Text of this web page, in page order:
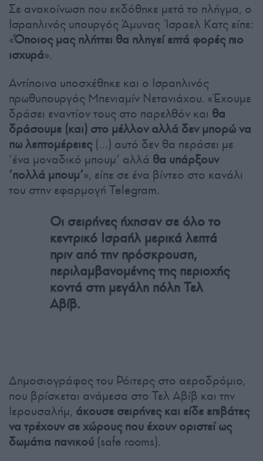
Σε ανακοίνωση που εκδόθηκε μετά το πλήγμα, ο
Ισραηλινός υπουργός Άμυνας Ίσραελ Κατς είπε:
«Όποιος μας πλήττει θα πληγεί επτά φορές πιο
ισχυρά».
Αντίποινα υποσχέθηκε και ο Ισραηλινός
πρωθυπουργός Μπενιαμίν Νετανιάχου. «Έχουμε
δράσει εναντίον τους στο παρελθόν και θα
δράσουμε (και) στο μέλλον αλλά δεν μπορώ να
πω λεπτομέρειες(…) αυτό δεν θα περάσει με
‘ένα μοναδικό μπουμ’ αλλά θα υπάρξουν
‘πολλά μπουμ’», είπε σε ένα βίντεο στο κανάλι
του στην εφαρμογή Telegram.
Οι σειρήνες ήχησαν σε όλο το
κεντρικό Ισραήλ μερικά λεπτά
πριν από την πρόσκρουση,
περιλαμβανομένης της περιοχής
κοντά στη μεγάλη πόλη Τελ
Αβίβ.
Δημοσιογράφος του Ρόιτερς στο αεροδρόμιο,
που βρίσκεται ανάμεσα στο Τελ Αβίβ και την
Ιερουσαλήμ, άκουσε σειρήνες και είδε επιβάτες
να τρέχουν σε χώρους που έχουν οριστεί ως
δωμάτια πανικού (safe rooms).